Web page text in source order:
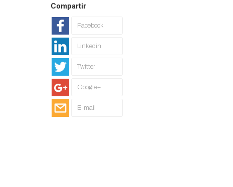
Compartir
Facebook
Linkedin
Twitter
Google+
E-mail